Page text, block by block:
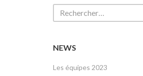
NEWS
Les équipes 2023